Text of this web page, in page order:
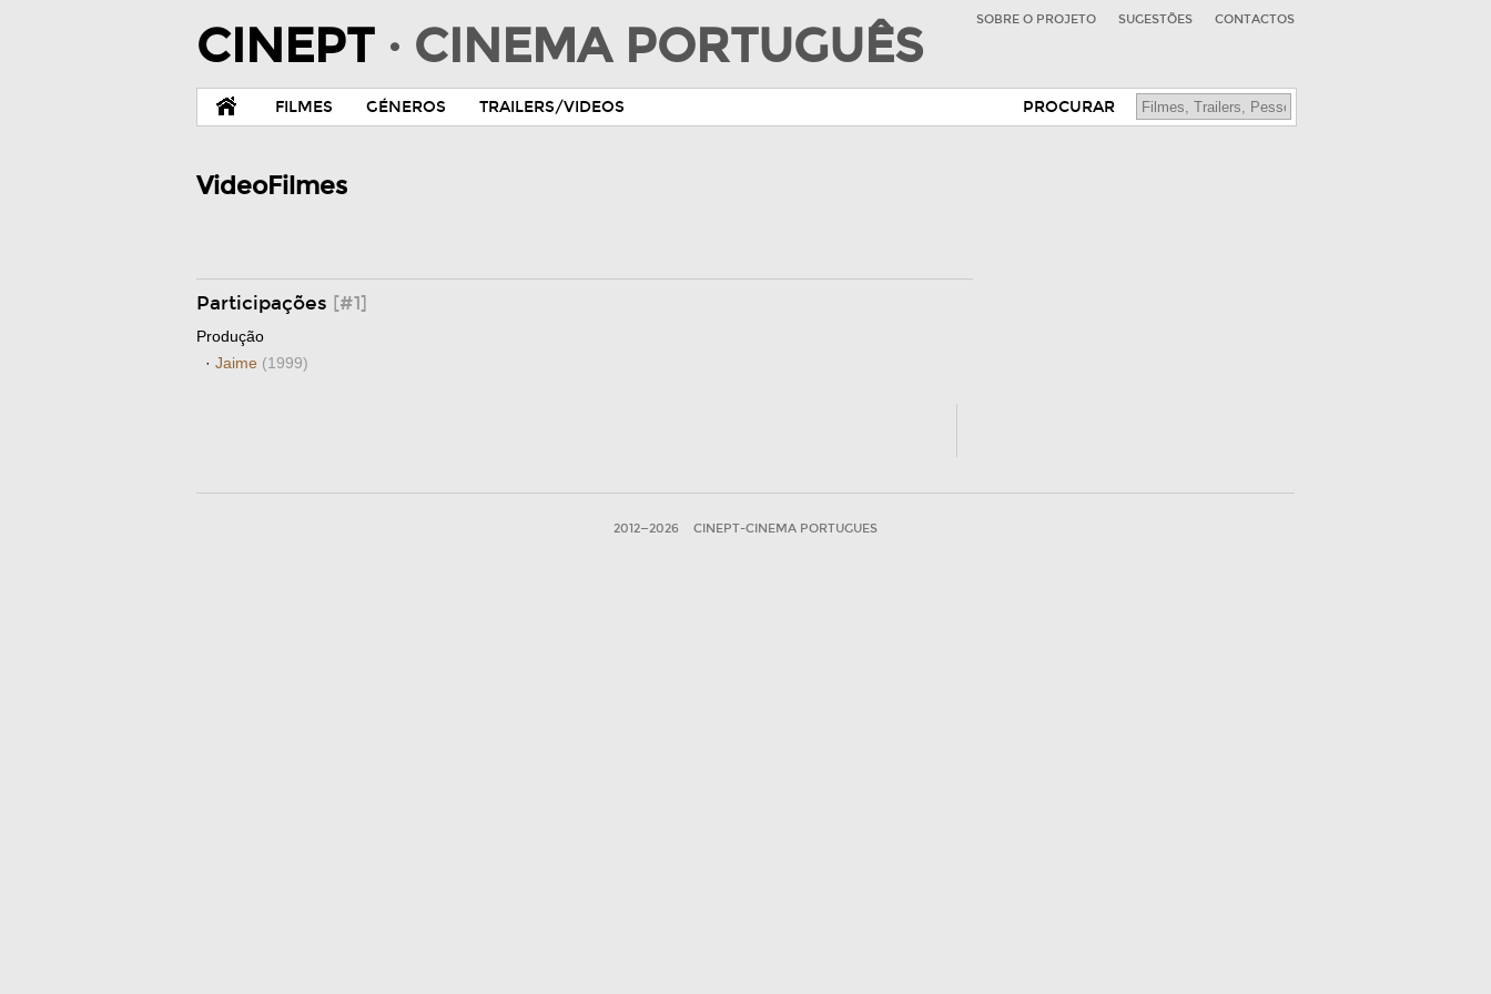
CINEPT · CINEMA PORTUGUÊS SOBRE O PROJETO SUGESTÕES CONTACTOS
FILMES GÉNEROS TRAILERS/VIDEOS PROCURAR
VideoFilmes
Participações [#1]
Produção
· Jaime (1999)
2012—2026 CINEPT-CINEMA PORTUGUES